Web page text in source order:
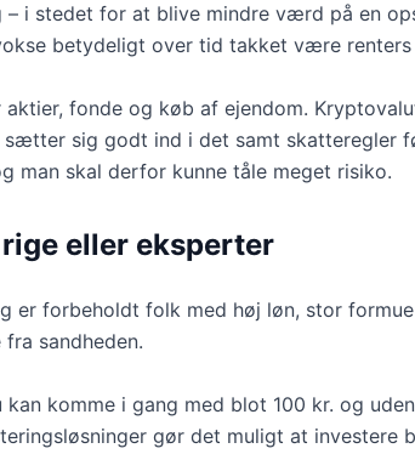
– i stedet for at blive mindre værd på en
betydeligt over tid takket være
fonde og køb af ejendom.
sig godt ind i det samt skatteregler
man skal derfor kunne tåle meget risiko.
eller eksperter
er forbeholdt folk med høj løn, stor
sandheden.
komme i gang med blot 100 kr. og
gør det muligt at investere